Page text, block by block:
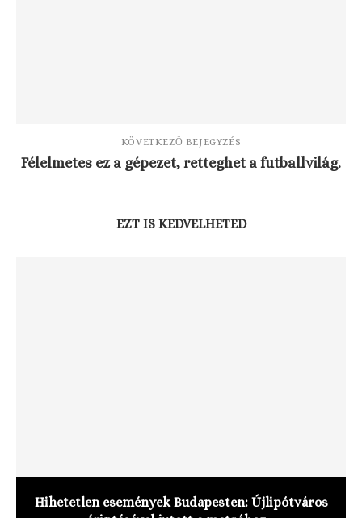
KÖVETKEZŐ BEJEGYZÉS
Félelmetes ez a gépezet, retteghet a futballvilág.
EZT IS KEDVELHETED
Hihetetlen események Budapesten: Újlipótváros